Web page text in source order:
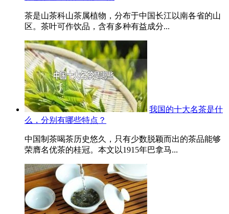
茶是山茶科山茶属植物，分布于中国长江以南各省的山
区。茶叶可作饮品，含有多种有益成分...
我国的十大名茶是什
么，分别有哪些特点？
中国制茶喝茶历史悠久，只有少数脱颖而出的茶品能够
荣膺名优茶的桂冠。本文以1915年巴拿马...